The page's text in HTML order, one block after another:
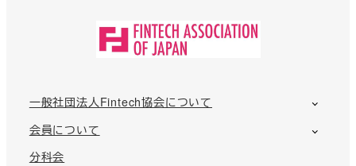
一般社団法人Fintech協会について
会員について
分科会